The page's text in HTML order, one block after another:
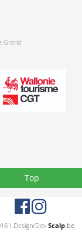
Grond
\ Design/Dev Scalp.be
Top